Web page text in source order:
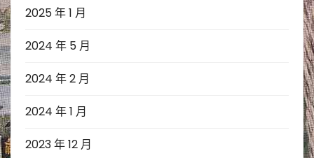
2025 年 1 月
2024 年 5 月
2024 年 2 月
2024 年 1 月
2023 年 12 月